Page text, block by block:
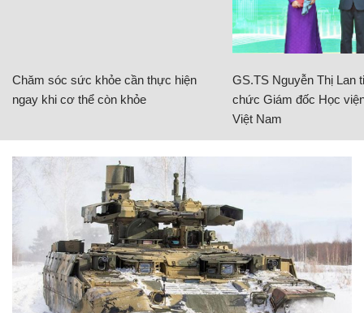
Chăm sóc sức khỏe cần thực hiện
ngay khi cơ thể còn khỏe
GS.TS Nguyễn Thị Lan
chức Giám đốc Học
Việt Nam